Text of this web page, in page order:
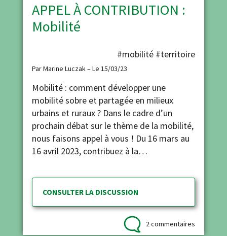
APPEL À CONTRIBUTION :
Mobilité
#mobilité #territoire
Par Marine Luczak – Le 15/03/23
Mobilité : comment développer une
mobilité sobre et partagée en milieux
urbains et ruraux ? Dans le cadre d’un
prochain débat sur le thème de la mobilité,
nous faisons appel à vous ! Du 16 mars au
16 avril 2023, contribuez à la…
CONSULTER LA DISCUSSION
2 commentaires